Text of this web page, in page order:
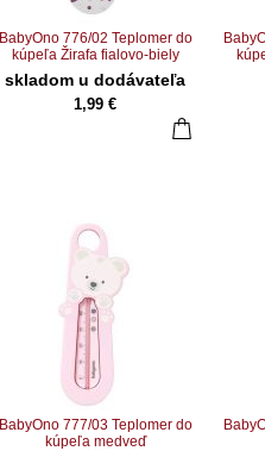
BabyOno 776/02 Teplomer do
kúpeľa Žirafa fialovo-biely
skladom u dodávateľa
1,99 €
BabyOno 777/03 Teplomer do
kúpeľa medveď